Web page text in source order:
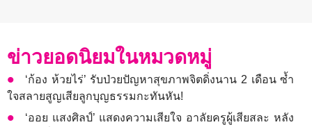
ข่าวยอดนิยมในหมวดหมู่
‘ก้อง ห้วยไร่’ รับป่วยปัญหาสุขภาพจิตดิ่งนาน 2 เดือน ซ้ำ
ใจสลายสูญเสียลูกบุญธรรมกะทันหัน!
‘ออย แสงศิลป์’ แสดงความเสียใจ อาลัยครูผู้เสียสละ หลัง